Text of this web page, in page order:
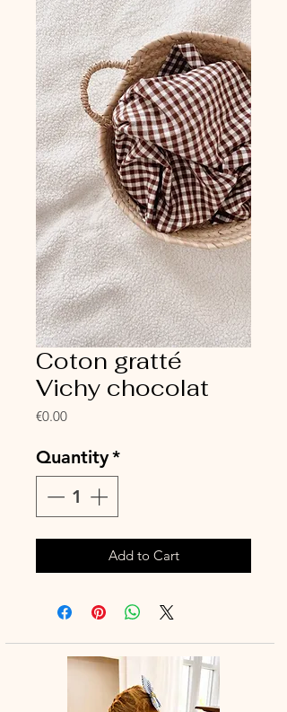
Coton gratté
Vichy chocolat
€0.00Price
Quantity*
Add to Cart